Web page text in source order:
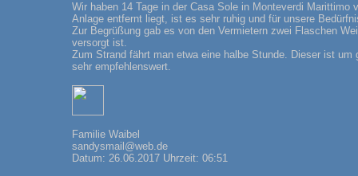
Wir haben 14 Tage in der Casa Sole in Monteverdi
Anlage entfernt liegt, ist es sehr ruhig und für unsere
Zur Begrüßung gab es von den Vermietern zwei Flaschen
versorgt ist.
Zum Strand fährt man etwa eine halbe Stunde. Dieser ist
sehr empfehlenswert.
Familie Waibel
sandysmail@web.de
Datum: 26.06.2017 Uhrzeit: 06:51